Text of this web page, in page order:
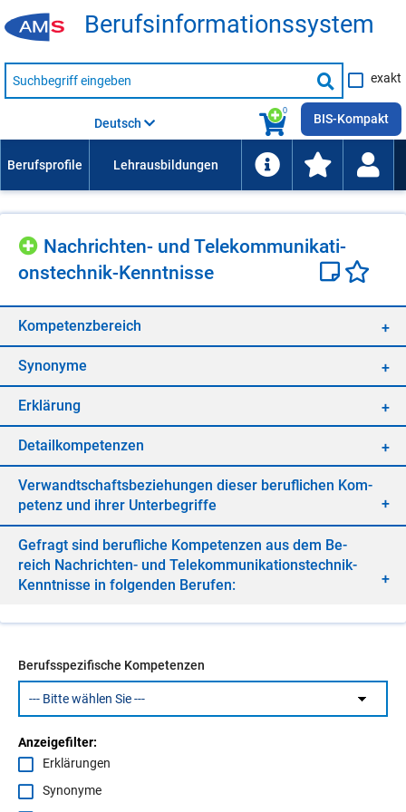
Be­rufs­in­for­ma­ti­ons­sys­tem
Suche
nach
Suche
starten
exakt
0
Deutsch BIS-Kompakt
Nach­rich­ten- und Te­le­kom­mu­ni­ka­ti­
ons­tech­nik-Kennt­nis­se
Kom­pe­tenz­be­reich
Syn­ony­me
Er­klä­rung
De­tail­kom­pe­ten­zen
Ver­wandt­schafts­be­zie­hun­gen die­ser be­ruf­li­chen Kom­
pe­tenz und ih­rer Un­ter­be­grif­fe
Ge­fragt sind be­ruf­li­che Kom­pe­ten­zen aus dem Be­
reich Nach­rich­ten- und Te­le­kom­mu­ni­ka­ti­ons­tech­nik-
Kennt­nis­se in fol­gen­den Be­ru­fen:
Berufsspezifische Kompetenzen
Anzeigefilter:
Erklärungen
Synonyme